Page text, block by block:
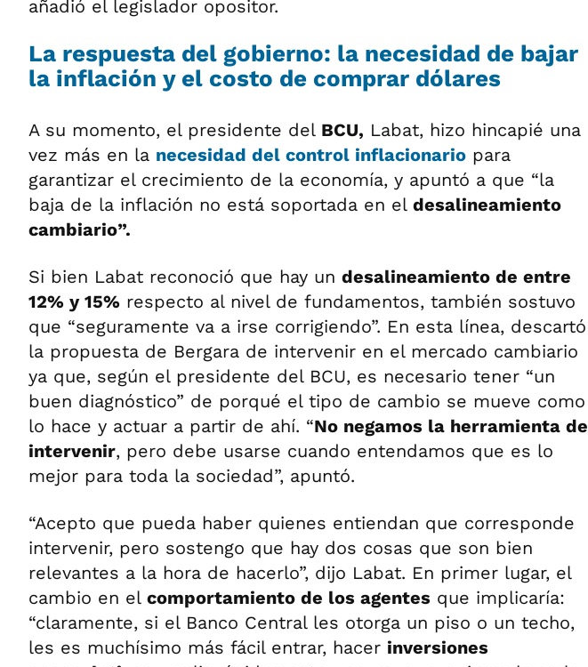
añadió el legislador opositor.
La respuesta del gobierno: la necesidad de bajar
la inflación y el costo de comprar dólares
A su momento, el presidente del BCU, Labat, hizo hincapié una
vez más en la necesidad del control inflacionario para
garantizar el crecimiento de la economía, y apuntó a que “la
baja de la inflación no está soportada en el desalineamiento
cambiario”.
Si bien Labat reconoció que hay un desalineamiento de entre
12% y 15% respecto al nivel de fundamentos, también sostuvo
que “seguramente va a irse corrigiendo”. En esta línea, descartó
la propuesta de Bergara de intervenir en el mercado cambiario
ya que, según el presidente del BCU, es necesario tener “un
buen diagnóstico” de porqué el tipo de cambio se mueve como
lo hace y actuar a partir de ahí. “No negamos la herramienta de
intervenir, pero debe usarse cuando entendamos que es lo
mejor para toda la sociedad”, apuntó.
“Acepto que pueda haber quienes entiendan que corresponde
intervenir, pero sostengo que hay dos cosas que son bien
relevantes a la hora de hacerlo”, dijo Labat. En primer lugar, el
cambio en el comportamiento de los agentes que implicaría:
“claramente, si el Banco Central les otorga un piso o un techo,
les es muchísimo más fácil entrar, hacer inversiones